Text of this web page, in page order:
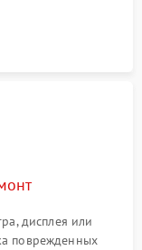
памяти и
SMD-компонентов
дисплея или
поврежденных